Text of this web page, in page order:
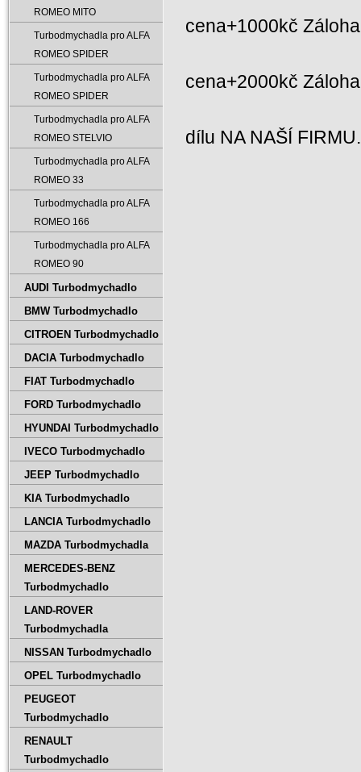
cena+1000kč
cena+2000kč
dílu NA NAŠÍ
ROMEO MITO
Turbodmychadla pro ALFA
ROMEO SPIDER
Turbodmychadla pro ALFA
ROMEO SPIDER
Turbodmychadla pro ALFA
ROMEO STELVIO
Turbodmychadla pro ALFA
ROMEO 33
Turbodmychadla pro ALFA
ROMEO 166
Turbodmychadla pro ALFA
ROMEO 90
AUDI Turbodmychadlo
BMW Turbodmychadlo
CITROEN Turbodmychadlo
DACIA Turbodmychadlo
FIAT Turbodmychadlo
FORD Turbodmychadlo
HYUNDAI Turbodmychadlo
IVECO Turbodmychadlo
JEEP Turbodmychadlo
KIA Turbodmychadlo
LANCIA Turbodmychadlo
MAZDA Turbodmychadla
MERCEDES-BENZ
Turbodmychadlo
LAND-ROVER
Turbodmychadla
NISSAN Turbodmychadlo
OPEL Turbodmychadlo
PEUGEOT
Turbodmychadlo
RENAULT
Turbodmychadlo